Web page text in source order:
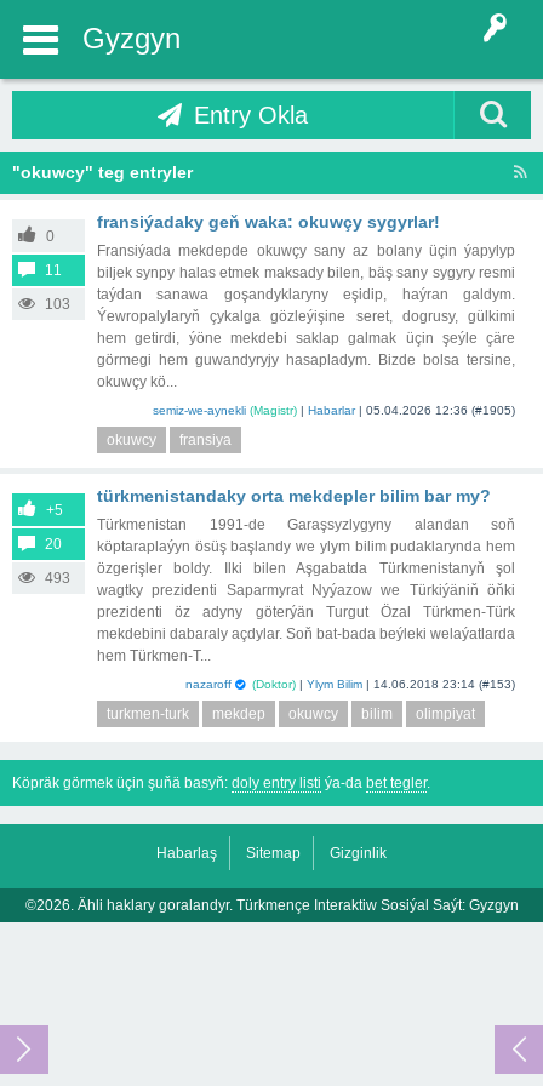
Gyzgyn
Entry Okla
"okuwcy" teg entryler
0
11
103
fransiýadaky geň waka: okuwçy sygyrlar!
Fransiýada mekdepde okuwçy sany az bolany üçin ýapylyp
biljek synpy halas etmek maksady bilen, bäş sany sygyry resmi
taýdan sanawa goşandyklaryny eşidip, haýran galdym.
Ýewropalylaryň çykalga gözleýişine seret, dogrusy, gülkimi
hem getirdi, ýöne mekdebi saklap galmak üçin şeýle çäre
görmegi hem guwandyryjy hasapladym. Bizde bolsa tersine,
okuwçy kö...
semiz-we-aynekli (Magistr) |Habarlar| 05.04.2026 12:36 (#1905)
okuwcy fransiya
+5
20
493
türkmenistandaky orta mekdepler bilim bar my?
Türkmenistan 1991-de Garaşsyzlygyny alandan soň
köptaraplaýyn ösüş başlandy we ylym bilim pudaklarynda hem
özgerişler boldy. Ilki bilen Aşgabatda Türkmenistanyň şol
wagtky prezidenti Saparmyrat Nyýazow we Türkiýäniň öňki
prezidenti öz adyny göterýän Turgut Özal Türkmen-Türk
mekdebini dabaraly açdylar. Soň bat-bada beýleki welaýatlarda
hem Türkmen-T...
nazaroff (Doktor) |Ylym Bilim | 14.06.2018 23:14 (#153)
turkmen-turk mekdep okuwcy bilim olimpiyat
Köpräk görmek üçin şuňä basyň: doly entry listi ýa-da bet tegler.
Habarlaş Sitemap Gizginlik
©2026. Ähli haklary goralandyr. Türkmençe Interaktiw Sosiýal Saýt: Gyzgyn